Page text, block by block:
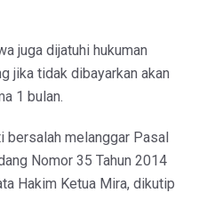
juga dijatuhi hukuman
jika tidak dibayarkan akan
1 bulan.
melanggar Pasal
Nomor 35 Tahun 2014
Hakim Ketua Mira, dikutip